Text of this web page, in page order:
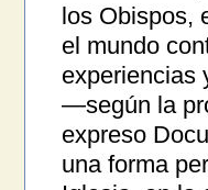
los Obispos,
el mundo
experiencias
—según la
expreso
una forma